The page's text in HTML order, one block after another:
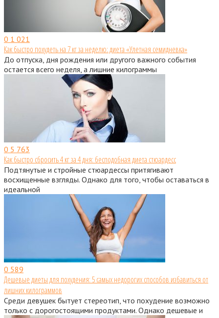
0 1 021
Как быстро похудеть на 7 кг за неделю: диета «Улетная семидневка»
До отпуска, дня рождения или другого важного события
остается всего неделя, а лишние килограммы
0 5 763
Как быстро сбросить 4 кг за 4 дня: бесподобная диета стюардесс
Подтянутые и стройные стюардессы притягивают
восхищенные взгляды. Однако для того, чтобы оставаться в
идеальной
0 589
Дешевые диеты для похудения: 5 самых недорогих способов избавиться от
лишних килограммов
Среди девушек бытует стереотип, что похудение возможно
только с дорогостоящими продуктами. Однако дешевые и